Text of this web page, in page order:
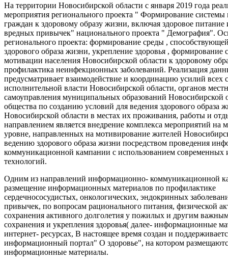
На территории Новосибирской области с января 2019 года
мероприятия регионального проекта " Формирование
граждан к здоровому образу жизни, включая здоровое питание
вредных привычек" национального проекта " Демография".
регионального проекта: формирование среды ,
здорового образа жизни, укрепление здоровья , формирование
мотивации населения Новосибирской области к здоровому
профилактика неинфекционных заболеваний. Реализация
предусматривает взаимодействие и координацию усилий всех
исполнительной власти Новосибирской области, органов
самоуправления муниципальных образований Новосибирской
общества по созданию условий для ведения здорового образа
Новосибирской области в местах их проживания, работы и
направлением является внедрение комплекса мероприятий на
уровне, направленных на мотивирование жителей
ведению здорового образа жизни посредством проведения
коммуникационной кампании с использованием
технологий.
Одним из направлений информационно- коммуникационной
размещение информационных материалов по профилактике
сердечнососудистых, онкологических, эндокринных
привычек, по вопросам рационального питания, физической
сохранения активного долголетия у пожилых и другим
сохранения и укрепления здоровья( далее- информационные
интернет- ресурсах, В настоящее время создан и
информационный портал" О здоровье", на котором
информационные материалы.